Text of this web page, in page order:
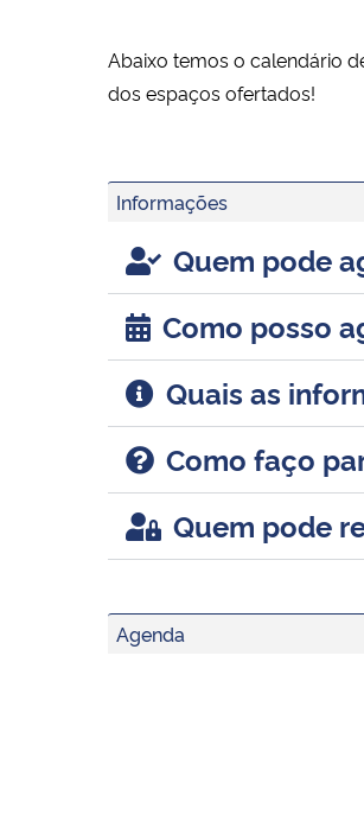
Abaixo temos o calendário
dos espaços ofertados!
Informações
Quem pode
Como posso
Quais as
Como faço
Quem pode
Agenda